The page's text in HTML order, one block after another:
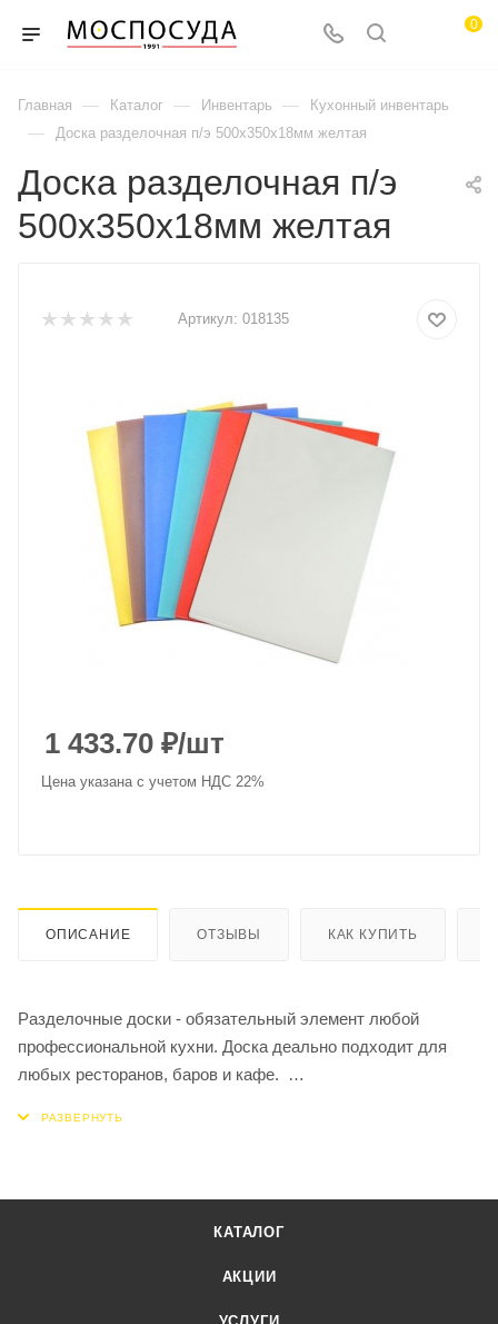
0
Главная — Каталог — Инвентарь — Кухонный инвентарь
— Доска разделочная п/э 500х350х18мм желтая
Доска разделочная п/э
500х350х18мм желтая
Артикул: 018135
1 433.70 ₽/шт
Цена указана с учетом НДС 22%
ОПИСАНИЕ ОТЗЫВЫ КАК КУПИТЬ
Разделочные доски - обязательный элемент любой
профессиональной кухни. Доска деально подходит для
любых ресторанов, баров и кафе.
- удобная для профессионального использования;
КАТАЛОГ
АКЦИИ